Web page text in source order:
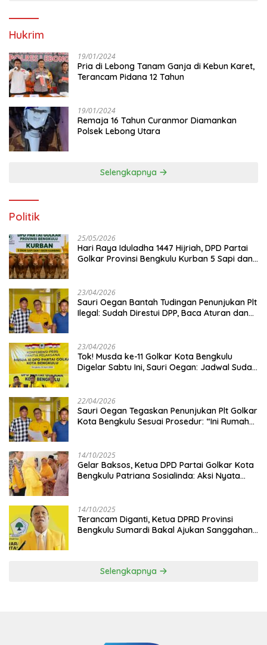
Hukrim
19/01/2024
Pria di Lebong Tanam Ganja di Kebun Karet,
Terancam Pidana 12 Tahun
19/01/2024
Remaja 16 Tahun Curanmor Diamankan
Polsek Lebong Utara
Selengkapnya
Politik
25/05/2026
Hari Raya Iduladha 1447 Hijriah, DPD Partai
Golkar Provinsi Bengkulu Kurban 5 Sapi dan 1
23/04/2026
Sauri Oegan Bantah Tudingan Penunjukan Plt
Ilegal: Sudah Direstui DPP, Baca Aturan dan
23/04/2026
‎Tok! Musda ke-11 Golkar Kota Bengkulu
Digelar Sabtu Ini, Sauri Oegan: Jadwal Sudah
22/04/2026
Sauri Oegan Tegaskan Penunjukan Plt Golkar
Kota Bengkulu Sesuai Prosedur: “Ini Rumah
14/10/2025
‎Gelar Baksos, Ketua DPD Partai Golkar Kota
Bengkulu Patriana Sosialinda: Aksi Nyata
14/10/2025
Terancam Diganti, Ketua DPRD Provinsi
Bengkulu Sumardi Bakal Ajukan Sanggahan
Selengkapnya